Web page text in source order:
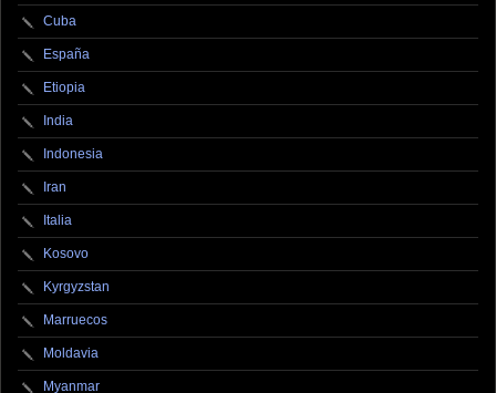
Cuba
España
Etiopia
India
Indonesia
Iran
Italia
Kosovo
Kyrgyzstan
Marruecos
Moldavia
Myanmar